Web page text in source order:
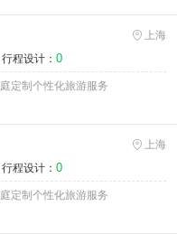
上海
行程设计： 0
定制个性化旅游服务
上海
行程设计： 0
定制个性化旅游服务